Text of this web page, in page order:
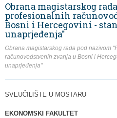
Obrana magistarskog
profesionalnih
Bosni i Hercegovini -
unaprjeđenja"
Obrana magistarskog rada pod nazivom
računovodstvenih zvanja u Bosni i
unaprjeđenja"
SVEUČILIŠTE U MOSTARU
EKONOMSKI FAKULTET